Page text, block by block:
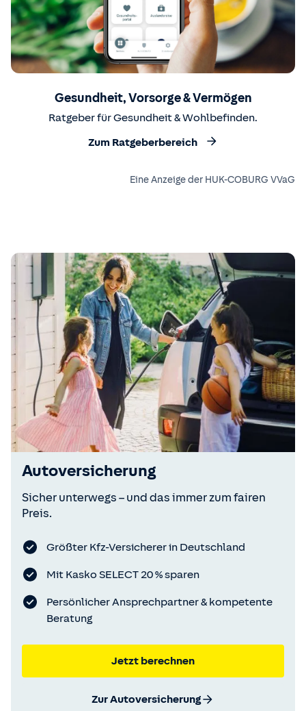
Gesundheit, Vorsorge & Vermögen
Ratgeber für Gesundheit & Wohlbefinden.
Zum Ratgeberbereich
Eine Anzeige der HUK-COBURG VVaG
Autoversicherung
Sicher unterwegs – und das immer zum fairen
Preis.
Größter Kfz-Versicherer in Deutschland
Mit Kasko SELECT 20 % sparen
Persönlicher Ansprechpartner & kompetente
Beratung
Jetzt berechnen
Zur Autoversicherung